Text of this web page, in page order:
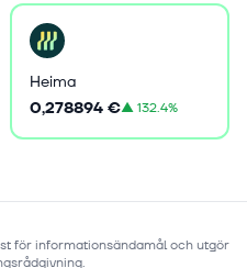
Heima
0,278894 €▲132.4%
för informationsändamål och utgör